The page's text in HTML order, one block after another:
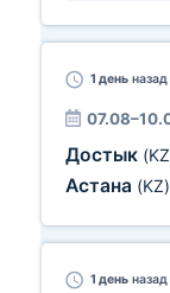
1 день
Достык
Астана (KZ)
1 день